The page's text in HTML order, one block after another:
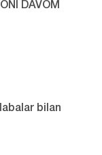
DAVOM
bilan